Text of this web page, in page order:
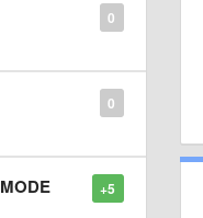
0
0
+5